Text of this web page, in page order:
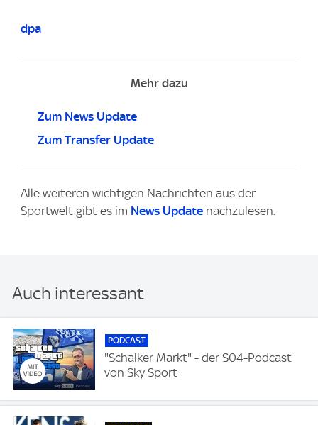
dpa
Mehr dazu
Zum News Update
Zum Transfer Update
Alle weiteren wichtigen Nachrichten aus der
Sportwelt gibt es im News Update nachzulesen.
Auch interessant
PODCAST
"Schalker Markt" - der S04-Podcast
von Sky Sport